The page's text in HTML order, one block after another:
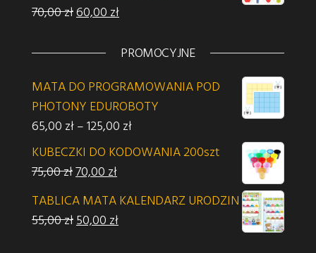
70,00złPierwotna cena wynosiła: 70,00 zł.
60,00 złAktualna cena wynosi: 60,00 zł.
PROMOCYJNE
MATA DO PROGRAMOWANIA POD
PHOTONY EDUROBOTY
65,00 zł–125,00 złZakres cen: od 65,00 zł do 125,00
KUBECZKI DO KODOWANIA 200szt
75,00złPierwotna cena wynosiła: 75,00 zł.
70,00 złAktualna cena wynosi: 70,00 zł.
TABLICA MATA KALENDARZ URODZIN
55,00złPierwotna cena wynosiła: 55,00 zł.
50,00 złAktualna cena wynosi: 50,00 zł.